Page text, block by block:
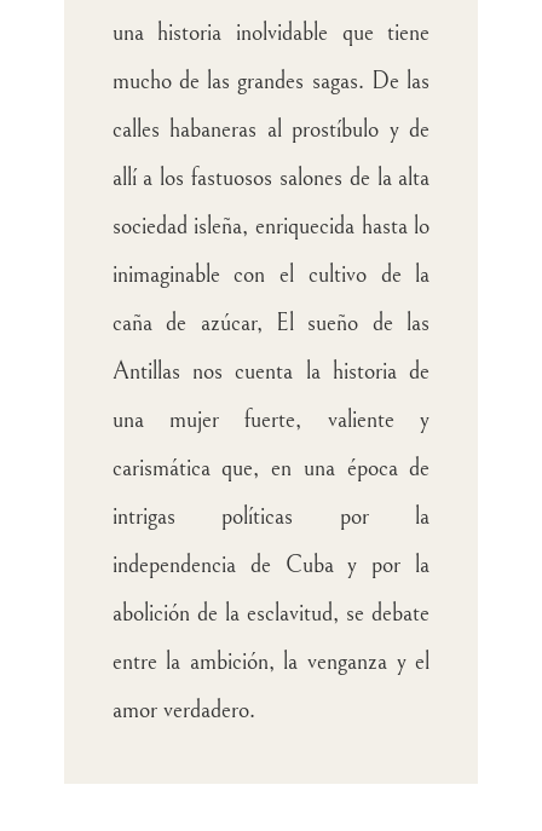
una historia inolvidable que tiene
mucho de las grandes sagas. De las
calles habaneras al prostíbulo y de
allí a los fastuosos salones de la alta
sociedad isleña, enriquecida hasta lo
inimaginable con el cultivo de la
caña de azúcar, El sueño de las
Antillas nos cuenta la historia de
una mujer fuerte, valiente y
carismática que, en una época de
intrigas políticas por la
independencia de Cuba y por la
abolición de la esclavitud, se debate
entre la ambición, la venganza y el
amor verdadero.